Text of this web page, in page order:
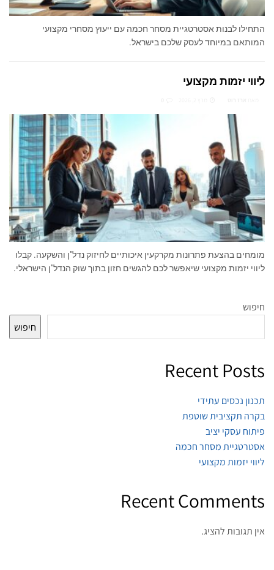
התחילו לבנות אסטרטגיית מסחר חכמה עם ייעוץ מסחרי מקצועי
המותאם במיוחד לעסק שלכם בישראל.
ליווי יזמות מקצועי
מומחים בהצעת פתרונות מקרקעין איכותיים לחיזוק נדל"ן והשקעה. קבלו
ליווי יזמות מקצועי שיאפשר לכם להגשים חזון בתוך שוק הנדל"ן הישראלי.
חיפוש
חיפוש
Recent Posts
תכנון נכסים עתידי
בקרה תקציבית שוטפת
פיתוח עסקי יציב
אסטרטגיית מסחר חכמה
ליווי יזמות מקצועי
Recent Comments
אין תגובות להציג.